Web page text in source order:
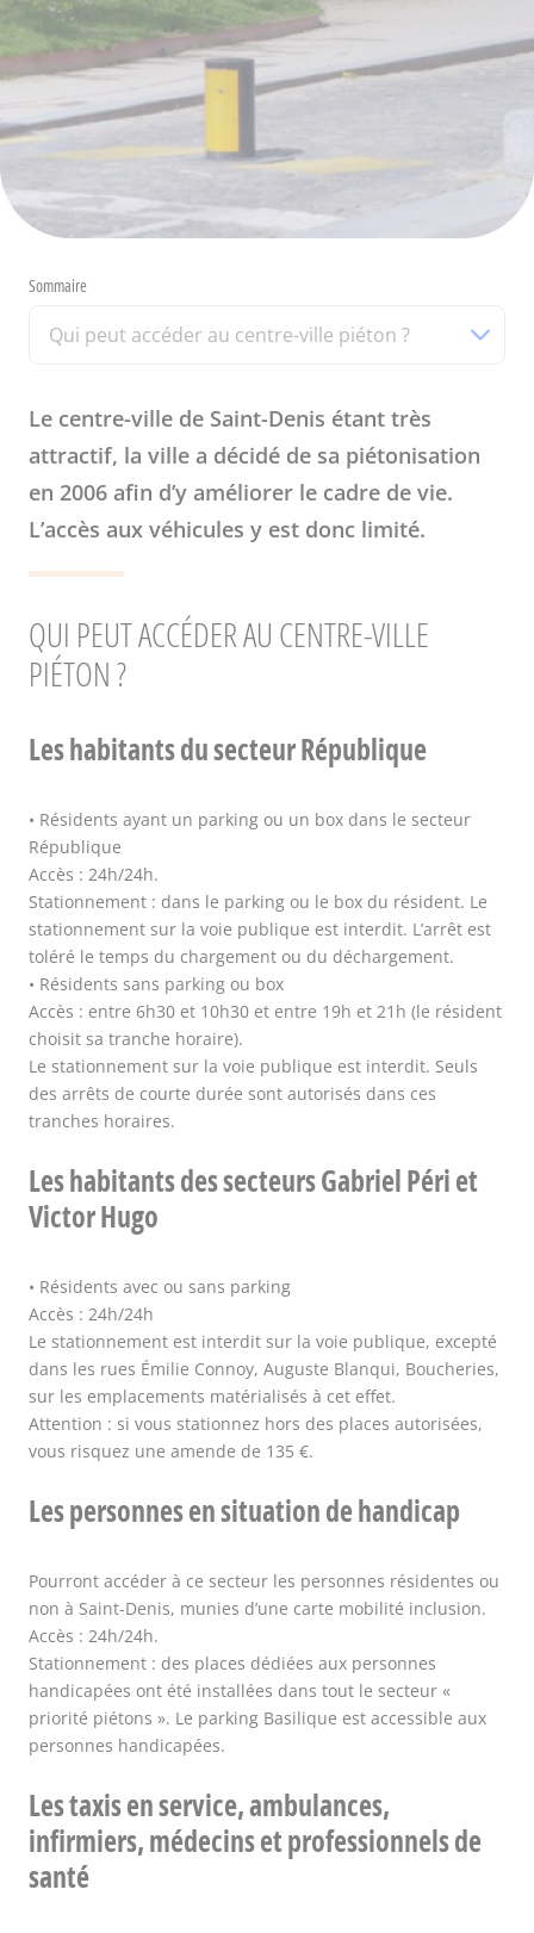
Sommaire
Qui peut accéder au centre-ville piéton ?
Le centre-ville de Saint-Denis étant très
attractif, la ville a décidé de sa piétonisation
en 2006 afin d’y améliorer le cadre de vie.
L’accès aux véhicules y est donc limité.
QUI PEUT ACCÉDER AU CENTRE-VILLE
PIÉTON ?
Les habitants du secteur République
• Résidents ayant un parking ou un box dans le secteur
République
Accès : 24h/24h.
Stationnement : dans le parking ou le box du résident. Le
stationnement sur la voie publique est interdit. L’arrêt est
toléré le temps du chargement ou du déchargement.
• Résidents sans parking ou box
Accès : entre 6h30 et 10h30 et entre 19h et 21h (le résident
choisit sa tranche horaire).
Le stationnement sur la voie publique est interdit. Seuls
des arrêts de courte durée sont autorisés dans ces
tranches horaires.
Les habitants des secteurs Gabriel Péri et
Victor Hugo
• Résidents avec ou sans parking
Accès : 24h/24h
Le stationnement est interdit sur la voie publique, excepté
dans les rues Émilie Connoy, Auguste Blanqui, Boucheries,
sur les emplacements matérialisés à cet effet.
Attention : si vous stationnez hors des places autorisées,
vous risquez une amende de 135 €.
Les personnes en situation de handicap
Pourront accéder à ce secteur les personnes résidentes ou
non à Saint-Denis, munies d’une carte mobilité inclusion.
Accès : 24h/24h.
Stationnement : des places dédiées aux personnes
handicapées ont été installées dans tout le secteur «
priorité piétons ». Le parking Basilique est accessible aux
personnes handicapées.
Les taxis en service, ambulances,
infirmiers, médecins et professionnels de
santé